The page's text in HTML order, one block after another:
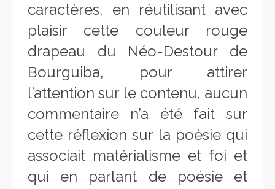
caractères, en réutilisant avec
plaisir cette couleur rouge
drapeau du Néo-Destour de
Bourguiba, pour attirer
l’attention sur le contenu, aucun
commentaire n’a été fait sur
cette réflexion sur la poésie qui
associait matérialisme et foi et
qui en parlant de poésie et